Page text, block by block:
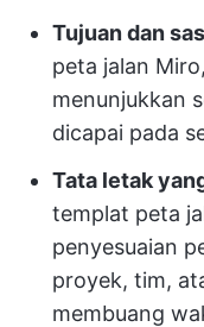
Tujuan dan
peta jalan
menunjukkan
dicapai pada
Tata letak
templat peta
penyesuaian
proyek, tim,
membuang